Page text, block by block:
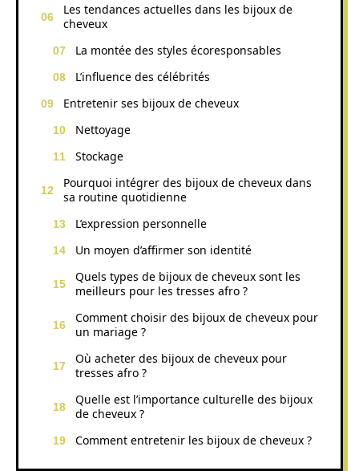
Les tendances actuelles dans les bijoux de
cheveux
La montée des styles écoresponsables
L’influence des célébrités
Entretenir ses bijoux de cheveux
Nettoyage
Stockage
Pourquoi intégrer des bijoux de cheveux dans
sa routine quotidienne
L’expression personnelle
Un moyen d’affirmer son identité
Quels types de bijoux de cheveux sont les
meilleurs pour les tresses afro ?
Comment choisir des bijoux de cheveux pour
un mariage ?
Où acheter des bijoux de cheveux pour
tresses afro ?
Quelle est l’importance culturelle des bijoux
de cheveux ?
Comment entretenir les bijoux de cheveux ?